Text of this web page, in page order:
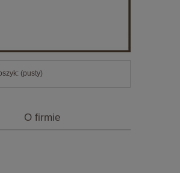
(pusty)
O firmie